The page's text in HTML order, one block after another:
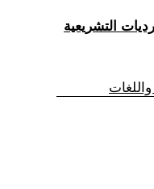
التشريعية